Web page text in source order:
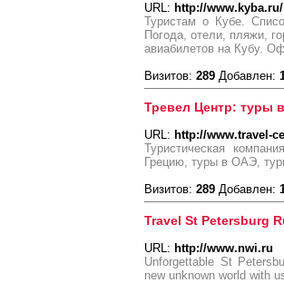
URL: http://www.kyba.ru/
Туристам о Кубе.
Погода, отели, пляжи,
авиабилетов на Кубу.
Визитов: 289 Добавлен:
Тревел Центр: туры
URL: http://www.travel-
Туристическая
Грецию, туры в ОАЭ,
Визитов: 289 Добавлен:
Travel St Petersburg
URL: http://www.nwi.ru
Unforgettable St
new unknown world with